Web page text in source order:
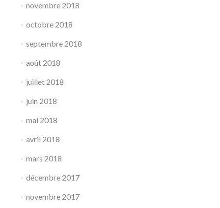
novembre 2018
octobre 2018
septembre 2018
août 2018
juillet 2018
juin 2018
mai 2018
avril 2018
mars 2018
décembre 2017
novembre 2017